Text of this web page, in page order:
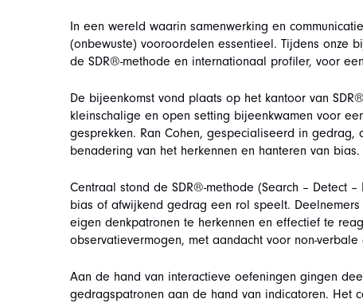
In een wereld waarin samenwerking en
(onbewuste) vooroordelen essentieel. Tijdens onze
de SDR®-methode en internationaal profiler, voor
De bijeenkomst vond plaats op het kantoor van
kleinschalige en open setting bijeenkwamen voor
gesprekken. Ran Cohen, gespecialiseerd in gedrag,
benadering van het herkennen en hanteren van bias.
Centraal stond de SDR®-methode (Search – Detect
bias of afwijkend gedrag een rol speelt.
eigen denkpatronen te herkennen en effectief te
observatievermogen, met aandacht voor non-
Aan de hand van interactieve oefeningen gingen
gedragspatronen aan de hand van indicatoren. Het